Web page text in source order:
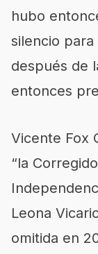
hubo
silencio para
después de
entonces
Vicente Fox
“la
Leona
omitida en